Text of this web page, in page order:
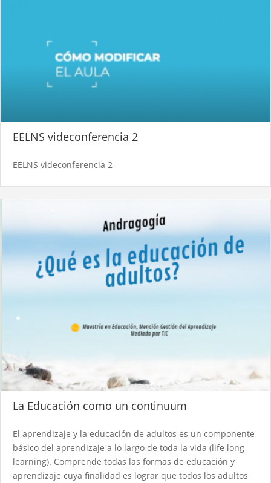
EELNS videconferencia 2
EELNS videconferencia 2
La Educación como un continuum
El aprendizaje y la educación de adultos es un componente
básico del aprendizaje a lo largo de toda la vida (life long
learning). Comprende todas las formas de educación y
aprendizaje cuya finalidad es lograr que todos los adultos